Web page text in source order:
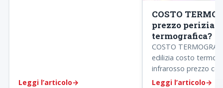
Leggi l’articolo→
COSTO
prezzo perizia
termografica?
COSTO
edilizia costo
infrarosso prezzo
termografica edile
Leggi l’articolo→